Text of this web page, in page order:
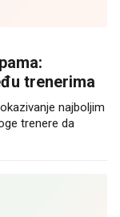
trenerima
najboljim
trenere da